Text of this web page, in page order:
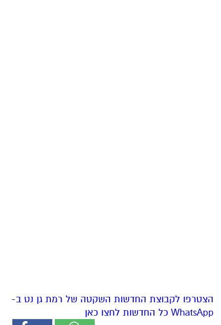
הצטרפו לקבוצת החדשות השקטה של רמת גן נט ב-
WhatsApp כל החדשות לחצו כאן